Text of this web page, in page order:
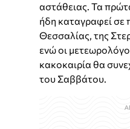
αστάθειας. Τα
ήδη καταγραφεί σε
Θεσσαλίας, της
ενώ οι
κακοκαιρία θα
του Σαββάτου.